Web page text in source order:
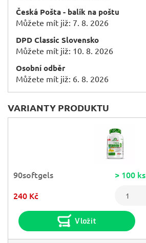
Česká Pošta - balík na poštu
Můžete mít již: 7. 8. 2026
DPD Classic Slovensko
Můžete mít již: 10. 8. 2026
Osobní odběr
Můžete mít již: 6. 8. 2026
VARIANTY PRODUKTU
90softgels
> 100 ks
240 Kč
Vložit